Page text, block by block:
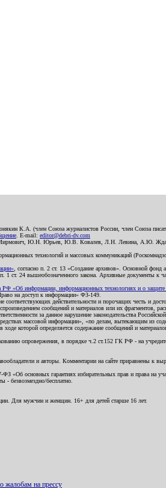
К.А. (член Союза журналистов России, член Союза
. E-mail: editor@debri-dv.com
Мирмович, Ю.Н. Юрьев, Ю.В. Ковалев, Л.Н. Левина, А.Ю.
технологий и массовых коммуникаций
, согласно п. 2 ст. 13 «Создание архивов». Основной
24 вышеобозначенного закона. Архивные документы к
РФ «Об информации, информационных технологиях и о
на доступ к информации» ФЗ-149.
действительности и порочащих честь и
сообщений и материалов или их фрагментов,
за данное нарушение законодательства
массовой информации», «по делам, вытекающим из
которой определяется содержание сообщений и
опровержения, в порядке ч.2 ст.152 ГК РФ - на
и авторы. Комментарии на сайте приравнены к
основных гарантиях избирательных прав и права на
- безвозмездно/бесплатно.
Для мужчин и женщин. 16+ для детей старше 16 лет.